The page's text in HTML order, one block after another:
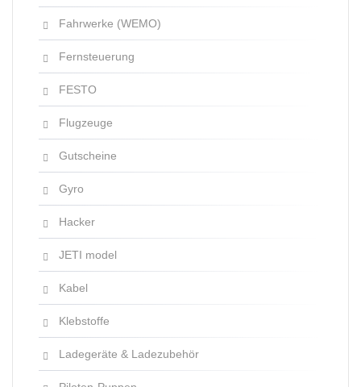
Fahrwerke (WEMO)
Fernsteuerung
FESTO
Flugzeuge
Gutscheine
Gyro
Hacker
JETI model
Kabel
Klebstoffe
Ladegeräte & Ladezubehör